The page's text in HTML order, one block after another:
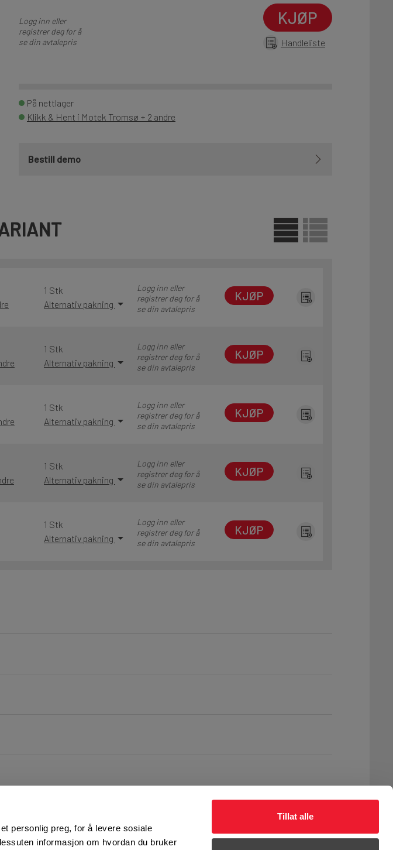
personlig preg, for å levere sosiale
informasjon om hvordan du bruker
Tillat alle
Logg inn eller
registrer deg for å
se din avtalepris
KJØP
Handleliste
På nettlager
Klikk & Hent i Motek Tromsø + 2 andre
Bestill demo
1 Stk
Alternativ pakning
Logg inn eller
registrer deg for å
se din avtalepris
KJØP
1 Stk
Alternativ pakning
Logg inn eller
registrer deg for å
se din avtalepris
KJØP
1 Stk
Alternativ pakning
Logg inn eller
registrer deg for å
se din avtalepris
KJØP
1 Stk
Alternativ pakning
Logg inn eller
registrer deg for å
se din avtalepris
KJØP
1 Stk
Alternativ pakning
Logg inn eller
registrer deg for å
se din avtalepris
KJØP